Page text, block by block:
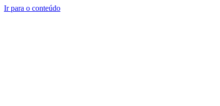
Ir para o conteúdo